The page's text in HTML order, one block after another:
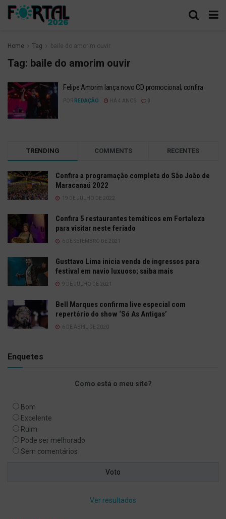
Home Tag baile do amorim ouvir
Tag: baile do amorim ouvir
Felipe Amorim lança novo CD promocional; confira
POR REDAÇÃO HÁ 4 ANOS
TRENDING COMMENTS RECENTES
Confira a programação completa do São João de
Maracanaú 2022
19 DE JULHO DE 2022
Confira 5 restaurantes temáticos em Fortaleza
para visitar neste feriado
6 DE SETEMBRO DE 2021
Gusttavo Lima inicia venda de ingressos para
festival em navio luxuoso; saiba mais
9 DE JULHO DE 2021
Bell Marques confirma live especial com
repertório do show ‘Só As Antigas’
6 DE ABRIL DE 2020
Enquetes
Como está o meu site?
Bom
Excelente
Ruim
Pode ser melhorado
Sem comentários
Ver resultados